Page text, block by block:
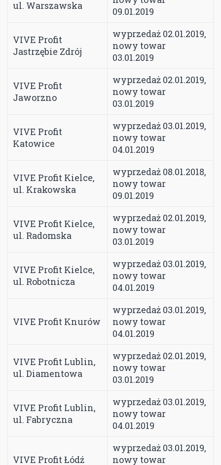
ul. Warszawska
09.01.2019
VIVE Profit
Jastrzębie Zdrój
wyprzedaż 02.01.2019,
nowy towar
03.01.2019
VIVE Profit
Jaworzno
wyprzedaż 02.01.2019,
nowy towar
03.01.2019
VIVE Profit
Katowice
wyprzedaż 03.01.2019,
nowy towar
04.01.2019
VIVE Profit Kielce,
ul. Krakowska
wyprzedaż 08.01.2018,
nowy towar
09.01.2019
VIVE Profit Kielce,
ul. Radomska
wyprzedaż 02.01.2019,
nowy towar
03.01.2019
VIVE Profit Kielce,
ul. Robotnicza
wyprzedaż 03.01.2019,
nowy towar
04.01.2019
VIVE Profit Knurów
wyprzedaż 03.01.2019,
nowy towar
04.01.2019
VIVE Profit Lublin,
ul. Diamentowa
wyprzedaż 02.01.2019,
nowy towar
03.01.2019
VIVE Profit Lublin,
ul. Fabryczna
wyprzedaż 03.01.2019,
nowy towar
04.01.2019
VIVE Profit Łódź
wyprzedaż 03.01.2019,
nowy towar